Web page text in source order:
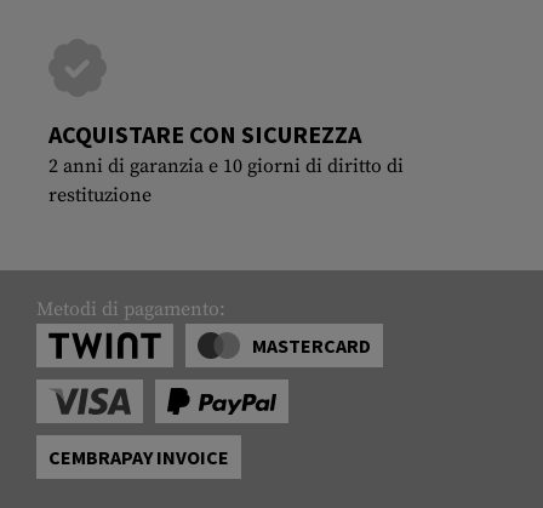
ACQUISTARE CON SICUREZZA
2 anni di garanzia e 10 giorni di diritto di
restituzione
Metodi di pagamento:
MASTERCARD
CEMBRAPAY INVOICE